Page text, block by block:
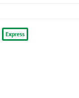
Express